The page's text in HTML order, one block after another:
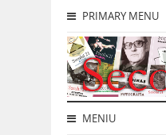
PRIMARY MENU
MENIU